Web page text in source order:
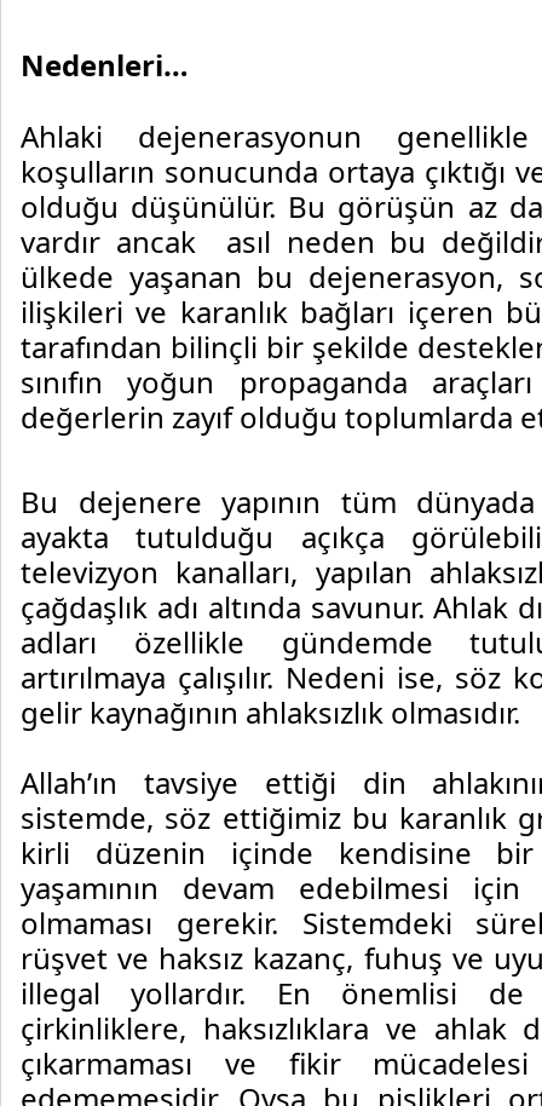
Nedenleri…
Ahlaki dejenerasyonun
koşulların sonucunda ortaya çıktığı
olduğu düşünülür. Bu görüşün az
vardır ancak
asıl neden bu
ülkede yaşanan bu dejenerasyon,
ilişkileri ve karanlık bağları içeren
tarafından bilinçli bir şekilde
sınıfın yoğun propaganda
değerlerin zayıf olduğu toplumlarda
Bu dejenere yapının tüm
ayakta tutulduğu açıkça
televizyon kanalları, yapılan
çağdaşlık adı altında savunur. Ahlak
adları özellikle gündemde
artırılmaya çalışılır. Nedeni ise, söz
gelir kaynağının ahlaksızlık olmasıdır.
Allah’ın tavsiye ettiği din
sistemde, söz ettiğimiz bu karanlık
kirli düzenin içinde kendisine
yaşamının devam edebilmesi
olmaması gerekir. Sistemdeki
rüşvet ve haksız kazanç, fuhuş ve
illegal yollardır. En önemlisi
çirkinliklere, haksızlıklara ve ahlak
çıkarmaması ve fikir